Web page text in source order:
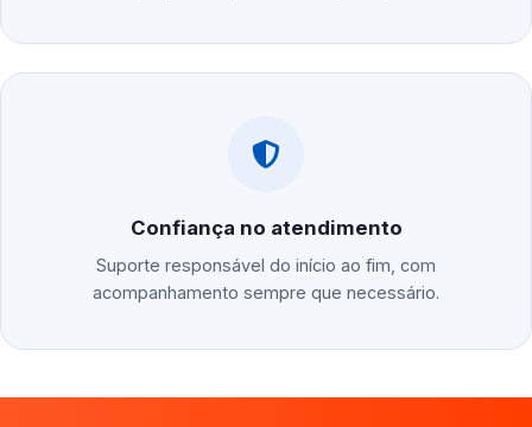
Confiança no atendimento
Suporte responsável do início ao fim, com
acompanhamento sempre que necessário.